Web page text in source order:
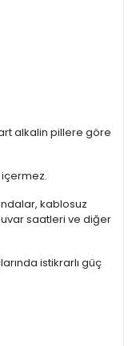
alkalin pillere göre
kablosuz
saatleri ve diğer
istikrarlı güç